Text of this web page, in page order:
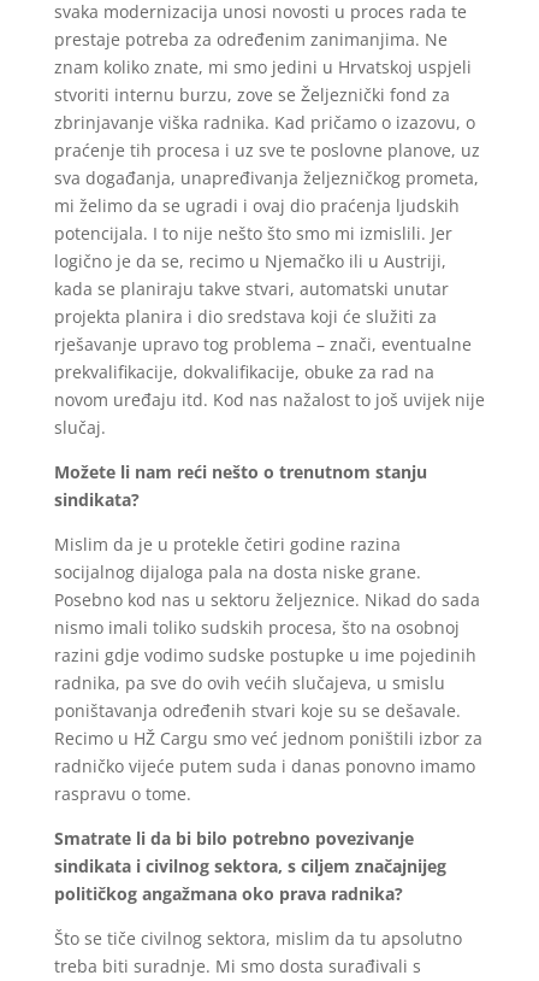
svaka modernizacija unosi novosti u proces rada te
prestaje potreba za određenim zanimanjima. Ne
znam koliko znate, mi smo jedini u Hrvatskoj uspjeli
stvoriti internu burzu, zove se Željeznički fond za
zbrinjavanje viška radnika. Kad pričamo o izazovu, o
praćenje tih procesa i uz sve te poslovne planove, uz
sva događanja, unapređivanja željezničkog prometa,
mi želimo da se ugradi i ovaj dio praćenja ljudskih
potencijala. I to nije nešto što smo mi izmislili. Jer
logično je da se, recimo u Njemačko ili u Austriji,
kada se planiraju takve stvari, automatski unutar
projekta planira i dio sredstava koji će služiti za
rješavanje upravo tog problema – znači, eventualne
prekvalifikacije, dokvalifikacije, obuke za rad na
novom uređaju itd. Kod nas nažalost to još uvijek nije
slučaj.
Možete li nam reći nešto o trenutnom stanju
sindikata?
Mislim da je u protekle četiri godine razina
socijalnog dijaloga pala na dosta niske grane.
Posebno kod nas u sektoru željeznice. Nikad do sada
nismo imali toliko sudskih procesa, što na osobnoj
razini gdje vodimo sudske postupke u ime pojedinih
radnika, pa sve do ovih većih slučajeva, u smislu
poništavanja određenih stvari koje su se dešavale.
Recimo u HŽ Cargu smo već jednom poništili izbor za
radničko vijeće putem suda i danas ponovno imamo
raspravu o tome.
Smatrate li da bi bilo potrebno povezivanje
sindikata i civilnog sektora, s ciljem značajnijeg
političkog angažmana oko prava radnika?
Što se tiče civilnog sektora, mislim da tu apsolutno
treba biti suradnje. Mi smo dosta surađivali s